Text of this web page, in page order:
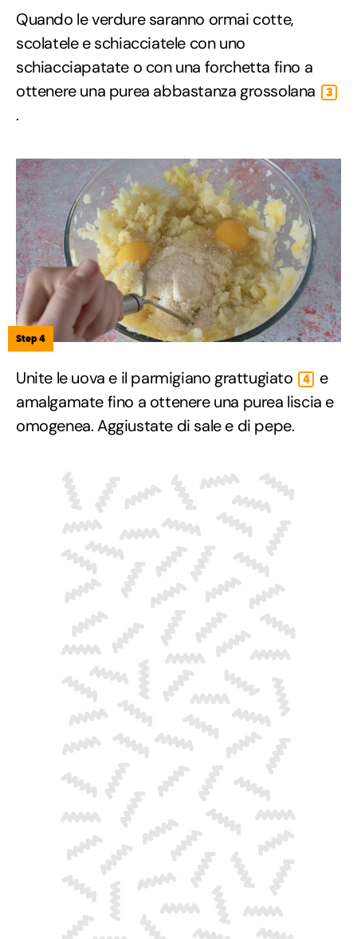
Quando le verdure saranno ormai cotte,
scolatele e schiacciatele con uno
schiacciapatate o con una forchetta fino a
ottenere una purea abbastanza grossolana
3
.
Step 4
Unite le uova e il parmigiano grattugiato 4
e
amalgamate fino a ottenere una purea liscia e
omogenea. Aggiustate di sale e di pepe.